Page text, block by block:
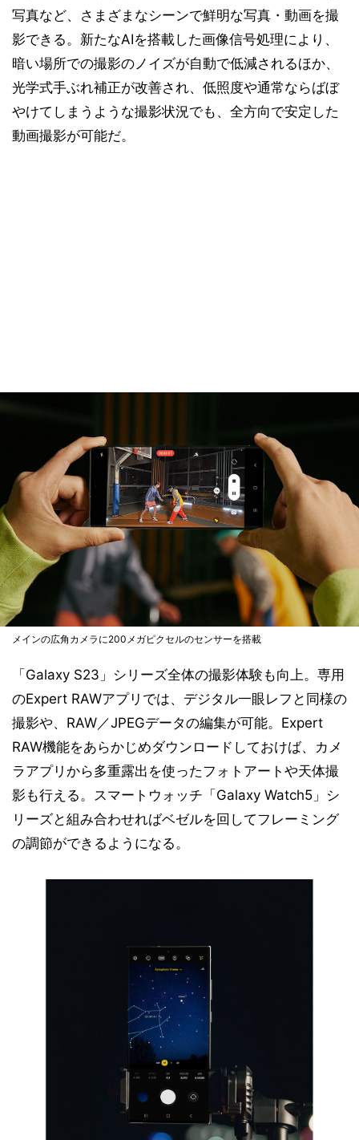
写真など、さまざまなシーンで鮮明な写真・動画を撮
影できる。新たなAIを搭載した画像信号処理により、
暗い場所での撮影のノイズが自動で低減されるほか、
光学式手ぶれ補正が改善され、低照度や通常ならばぼ
やけてしまうような撮影状況でも、全方向で安定した
動画撮影が可能だ。
メインの広角カメラに200メガピクセルのセンサーを搭載
「Galaxy S23」シリーズ全体の撮影体験も向上。専用
のExpert RAWアプリでは、デジタル一眼レフと同様の
撮影や、RAW／JPEGデータの編集が可能。Expert
RAW機能をあらかじめダウンロードしておけば、カメ
ラアプリから多重露出を使ったフォトアートや天体撮
影も行える。スマートウォッチ「Galaxy Watch5」シ
リーズと組み合わせればベゼルを回してフレーミング
の調節ができるようになる。